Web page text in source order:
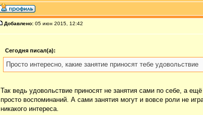
Добавлено: 05 июн 2015, 12:42
Сегодня писал(а):
Просто интересно, какие занятие приносят тебе удовольствие
Так ведь удовольствие приносят не занятия сами по себе, а
просто воспоминаний. А сами занятия могут и вовсе роли не
никакого интереса.